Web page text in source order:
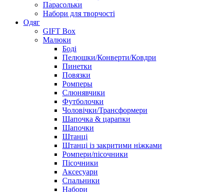
Парасольки
Набори для творчості
Одяг
GIFT Box
Малюки
Боді
Пелюшки/Конверти/Ковдри
Пинетки
Повязки
Ромперы
Слюнявчики
Футболочки
Чоловічки/Трансформери
Шапочка & царапки
Шапочки
Штанці
Штанці із закритими ніжками
Ромпери/пісочники
Пісочники
Аксесуари
Спальники
Набори